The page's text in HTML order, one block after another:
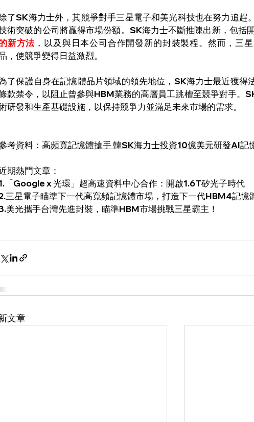
了SK海力士外，其競爭對手三星電子和美光科技也在努力追趕
術突破的公司將贏得市場份額。SK海力士不斷推陳出新，包括
新方法 ，以及與日本公司合作開發新的封裝製程。然而，三
，使競爭變得日益激烈。
了保護自身在記憶體晶片領域的領先地位，SK海力士最近獲得
款禁令，以阻止曾參與HBM業務的高層員工跳槽至競爭對手。
研發和生產基礎設施，以保持競爭力並滿足未來市場的需求。
考資料： 高頻寬記憶體搶手 韓SK海力士投資10億美元研發AI記
期熱門文章：
「Google x 光環」超高速資料中心合作：開啟1.6T矽光子時代
三星電子瞄準下一代高寬頻記憶體市場，打造下一代HBM4記憶
美光攜手台灣先進封裝，瞄準HBM市場挑戰三星霸主！
文章